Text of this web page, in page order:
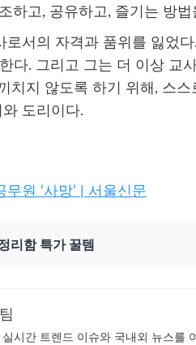
하고, 공유하고, 즐기는 방
서의 자격과 품위를 잃었
다. 그리고 그는 더 이상 교
치지 않도록 하기 위해, 스
도리이다.
원 ‘사망’ | 서울신문
리함 특가 꿀템
실시간 트렌드 이슈와 국내외 뉴스를